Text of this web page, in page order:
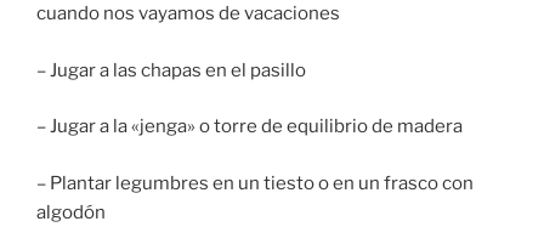
cuando nos vayamos de vacaciones
– Jugar a las chapas en el pasillo
– Jugar a la «jenga» o torre de equilibrio de madera
– Plantar legumbres en un tiesto o en un frasco con
algodón